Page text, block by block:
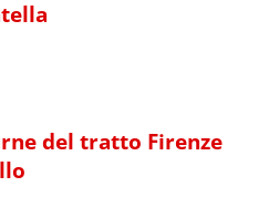
del tratto Firenze